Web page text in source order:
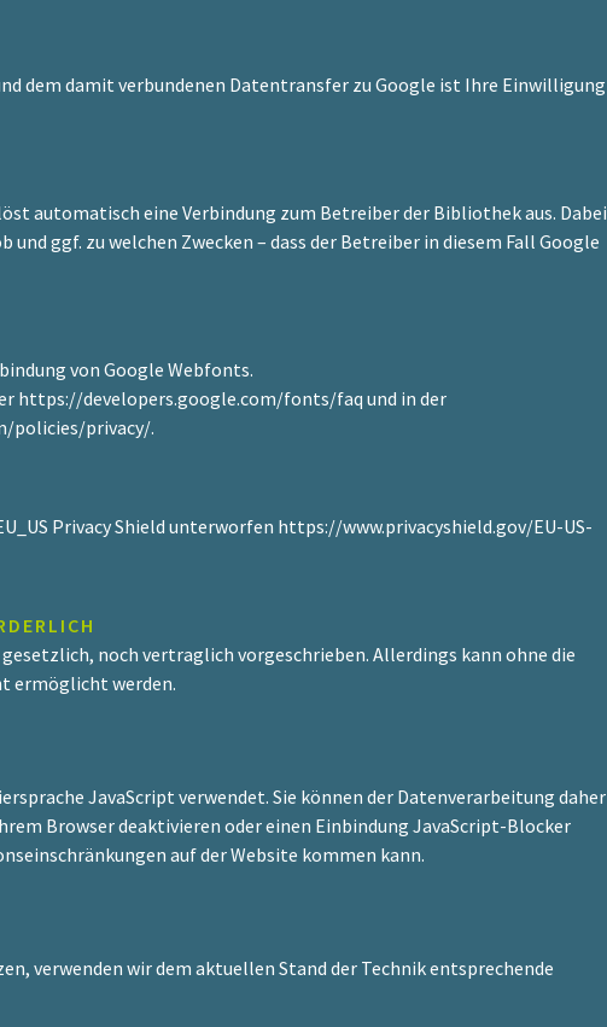
dem damit verbundenen Datentransfer zu Google ist Ihre Einwilligung
automatisch eine Verbindung zum Betreiber der Bibliothek aus. Dabei
ggf. zu welchen Zwecken – dass der Betreiber in diesem Fall Google
von Google Webfonts.
https://developers.google.com/fonts/faq und in der
policies/privacy/.
Privacy Shield unterworfen https://www.privacyshield.gov/EU-US-
noch vertraglich vorgeschrieben. Allerdings kann ohne die
ermöglicht werden.
JavaScript verwendet. Sie können der Datenverarbeitung daher
Browser deaktivieren oder einen Einbindung JavaScript-Blocker
auf der Website kommen kann.
verwenden wir dem aktuellen Stand der Technik entsprechende